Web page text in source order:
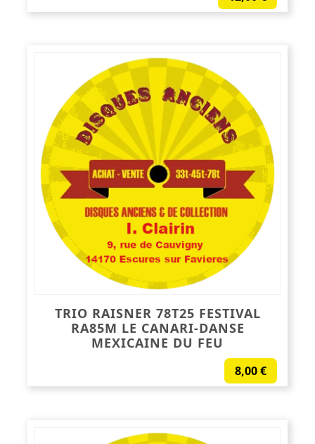
TRIO RAISNER 78T25 FESTIVAL
RA85M LE CANARI-DANSE
MEXICAINE DU FEU
8,00€